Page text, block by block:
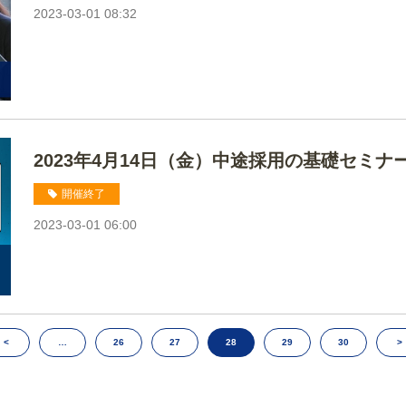
2023-03-01 08:32
2023年4月14日（金）中途採用の基礎セミナ
開催終了
2023-03-01 06:00
< 26 27 28 29 30 >